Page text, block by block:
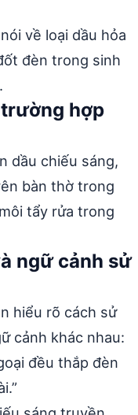
về loại dầu hỏa
đèn trong sinh
hợp
dầu chiếu sáng,
bàn thờ trong
tẩy rửa trong
ngữ cảnh sử
hiểu rõ cách sử
cảnh khác nhau:
đều thắp đèn